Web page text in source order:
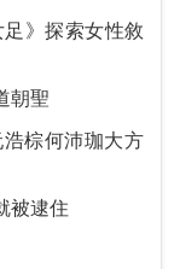
朝聖
被逮住